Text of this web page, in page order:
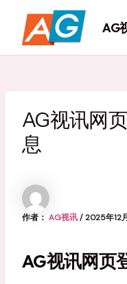
容
AG
AG视讯网
息
作者： AG视讯/ 2025年12
AG视讯网页